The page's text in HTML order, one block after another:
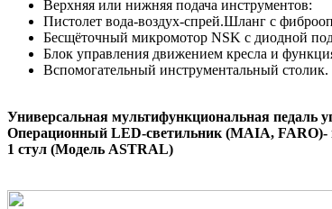
Верхняя или нижняя подача инструментов:
Пистолет вода-воздух-спрей.Шланг с
Бесщёточный микромотор NSK с диодной
Блок управления движением кресла и
Вспомогательный инструментальный столик.
Универсальная мультифункциональная педаль
Операционный LED-светильник (MAIA, FARO)-
1 стул (Модель ASTRAL)